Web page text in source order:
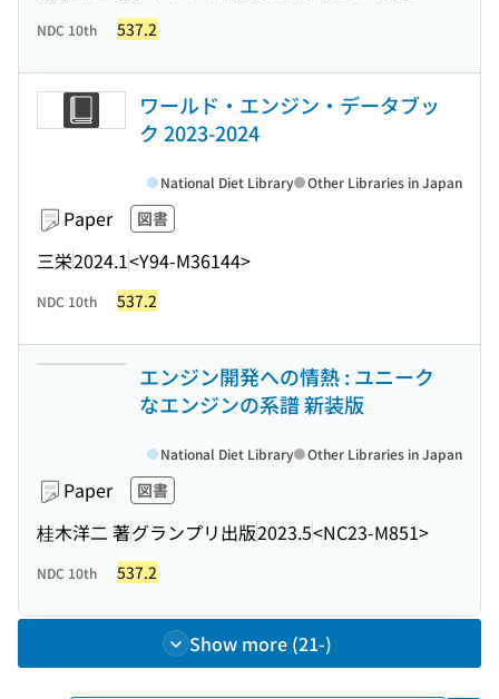
NDC 10th 537.2
ワールド・エンジン・データブッ
ク 2023-2024
Paper 図書
三栄2024.1<Y94-M36144>
National Diet Library Other Libraries in Japan
NDC 10th 537.2
エンジン開発への情熱 : ユニーク
なエンジンの系譜 新装版
Paper 図書
桂木洋二 著グランプリ出版2023.5<NC23-M851>
National Diet Library Other Libraries in Japan
NDC 10th 537.2
Show more (21-)